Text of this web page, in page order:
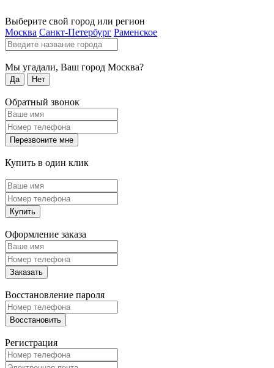
Выберите свой город или регион
Москва Санкт-Петербург Раменское
Мы угадали, Ваш город Москва?
Да Нет
Обратный звонок
Перезвоните мне
Купить в один клик
Купить
Оформление заказа
Заказать
Восстановление пароля
Восстановить
Регистрация